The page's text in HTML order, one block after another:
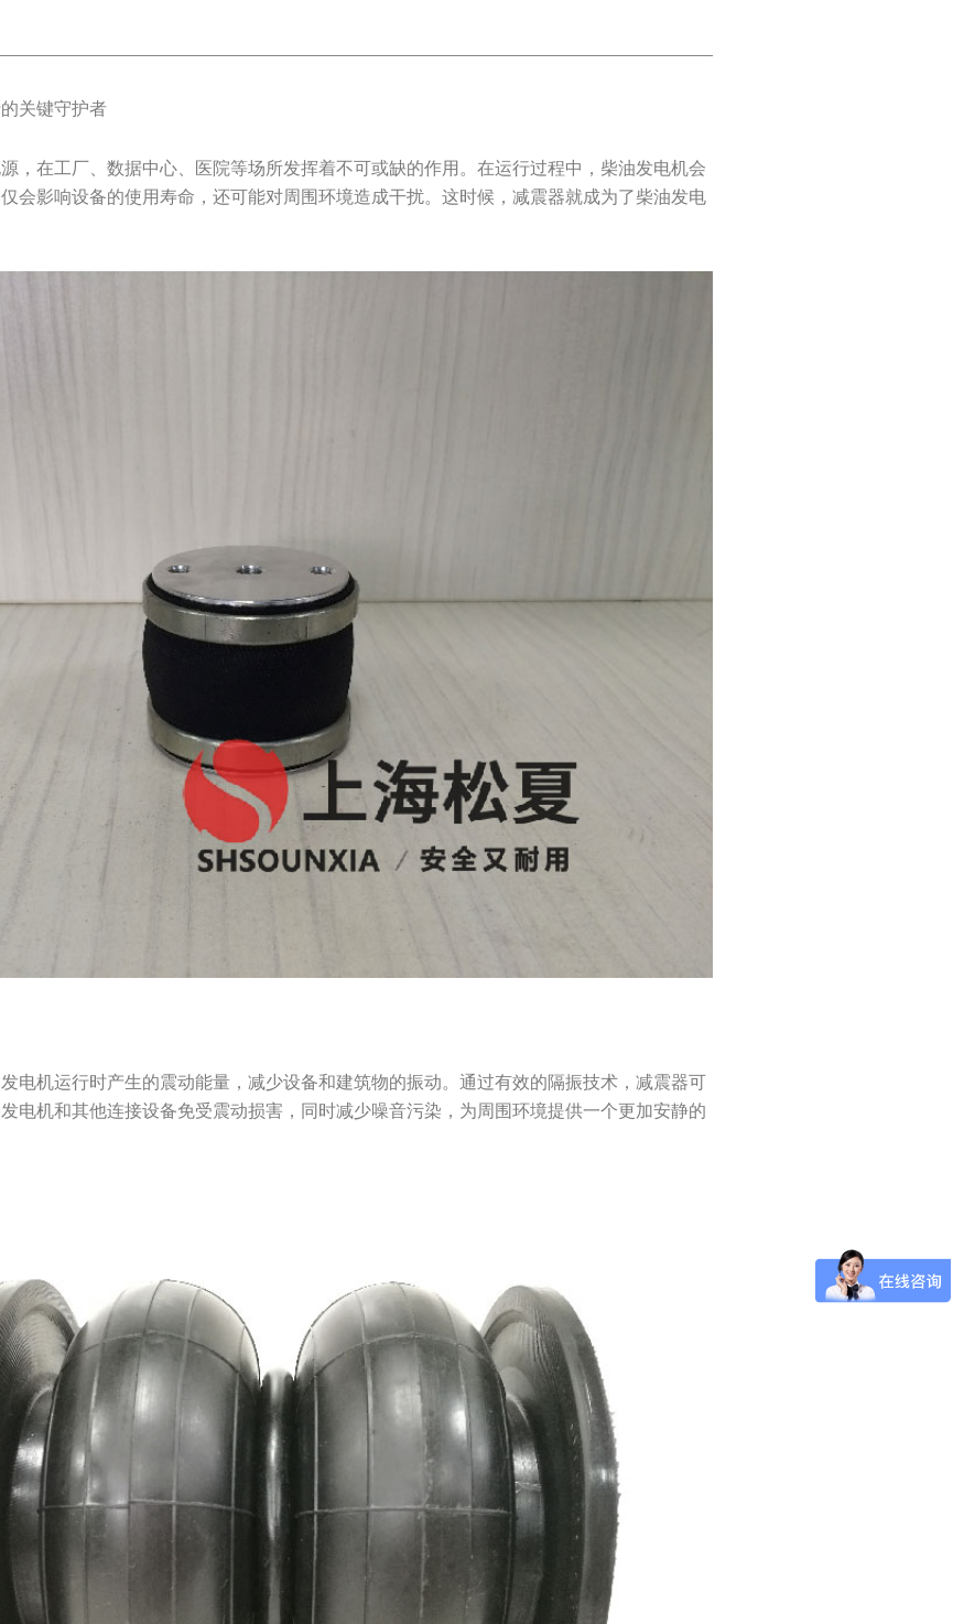
关键守护者
，在工厂、数据中心、医院等场所发挥着不可或缺的作用。在运行过程中，柴油发电机会
会影响设备的使用寿命，还可能对周围环境造成干扰。这时候，减震器就成为了柴油发电
电机运行时产生的震动能量，减少设备和建筑物的振动。通过有效的隔振技术，减震器可
电机和其他连接设备免受震动损害，同时减少噪音污染，为周围环境提供一个更加安静的